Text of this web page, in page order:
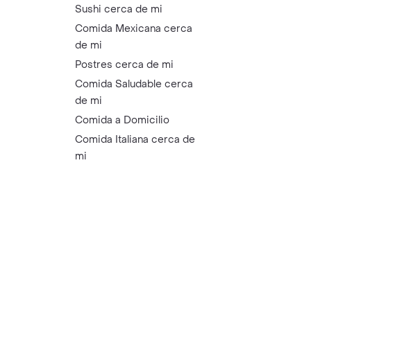
Sushi cerca de mi
Comida Mexicana cerca
de mi
Postres cerca de mi
Comida Saludable cerca
de mi
Comida a Domicilio
Comida Italiana cerca de
mi